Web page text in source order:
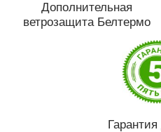
Дополнительная
ветрозащита Белтермо